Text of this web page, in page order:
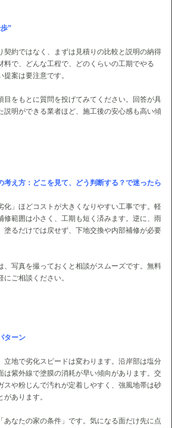
”
契約ではなく、まずは見積りの比較と説明の納得
料で、どんな工程で、どのくらいの工期でやる
案は要注意です。
目をもとに質問を投げてみてください。回答が具
説明ができる業者ほど、施工後の安心感も高い傾
考え方：どこを見て、どう判断する？で迷ったら
化」ほどコストが大きくなりやすい工事です。軽
修範囲は小さく、工期も短く済みます。逆に、雨
塗るだけでは戻せず、下地交換や内部補修が必要
、写真を撮っておくと相談がスムーズです。無料
ご相談ください。
ターン
立地で劣化スピードは変わります。沿岸部は塩分
は紫外線で塗膜の消耗が早い傾向があります。交
スや粉じんで汚れが定着しやすく、強風地帯は砂
あります。
あなたの家の条件」です。気になる面だけ先に点